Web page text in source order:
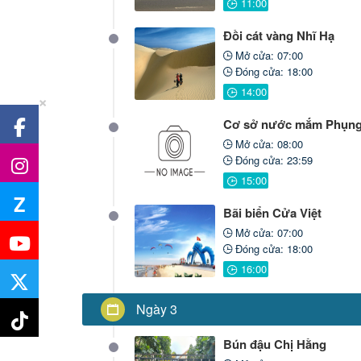
Đồi cát vàng Nhĩ Hạ
Mở cửa: 07:00
Đóng cửa: 18:00
Cơ sở nước mắm
Mở cửa: 08:00
Đóng cửa: 23:59
Bãi biển Cửa Việt
Mở cửa: 07:00
Đóng cửa: 18:00
Ngày 3
Bún đậu Chị Hằng
×
Z